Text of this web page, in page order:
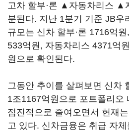
고차 할부·론 ▲자동차리스 ▲
분된다. 지난 1분기 기준 JB우
규모는 신차 할부·론 1716억
533억원, 자동차리스 4371억
원으로 확인된다.
그동안 추이를 살펴보면 신차
1조1167억원으로 포트폴리오
점진적으로 줄여오면서 현재
고 있다. 신차금융은 취급 자